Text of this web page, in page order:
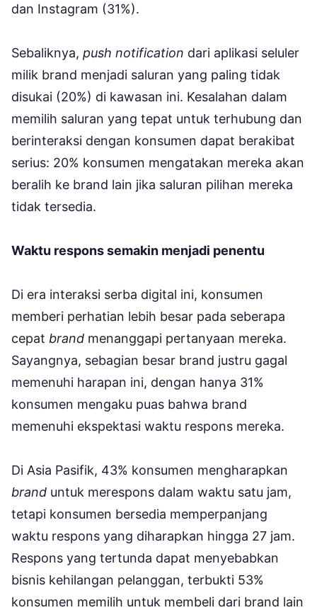
dan Instagram (31%).
Sebaliknya, push notification dari aplikasi seluler
milik brand menjadi saluran yang paling tidak
disukai (20%) di kawasan ini. Kesalahan dalam
memilih saluran yang tepat untuk terhubung dan
berinteraksi dengan konsumen dapat berakibat
serius: 20% konsumen mengatakan mereka akan
beralih ke brand lain jika saluran pilihan mereka
tidak tersedia.
Waktu respons semakin menjadi penentu
Di era interaksi serba digital ini, konsumen
memberi perhatian lebih besar pada seberapa
cepat brand menanggapi pertanyaan mereka.
Sayangnya, sebagian besar brand justru gagal
memenuhi harapan ini, dengan hanya 31%
konsumen mengaku puas bahwa brand
memenuhi ekspektasi waktu respons mereka.
Di Asia Pasifik, 43% konsumen mengharapkan
brand untuk merespons dalam waktu satu jam,
tetapi konsumen bersedia memperpanjang
waktu respons yang diharapkan hingga 27 jam.
Respons yang tertunda dapat menyebabkan
bisnis kehilangan pelanggan, terbukti 53%
konsumen memilih untuk membeli dari brand lain